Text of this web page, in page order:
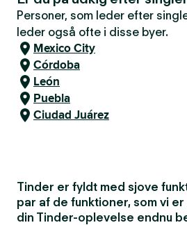
Personer, som leder efter
leder også ofte i disse byer.
Mexico City
Córdoba
León
Puebla
Ciudad Juárez
Tinder er fyldt med sjove
par af de funktioner, som vi
din Tinder-oplevelse endnu